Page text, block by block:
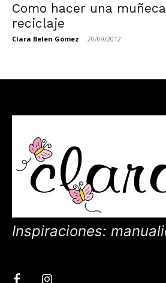
Como hacer una
reciclaje
Clara Belen Gómez - 20/09/2012
Inspiraciones: